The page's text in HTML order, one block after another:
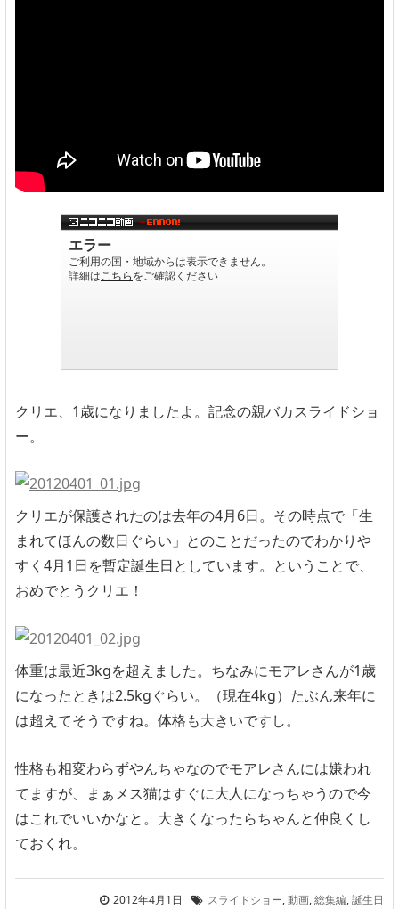
クリエ、1歳になりましたよ。記念の親バカスライドショ
ー。
クリエが保護されたのは去年の4月6日。その時点で「生
まれてほんの数日ぐらい」とのことだったのでわかりや
すく4月1日を暫定誕生日としています。ということで、
おめでとうクリエ！
体重は最近3kgを超えました。ちなみにモアレさんが1歳
になったときは2.5kgぐらい。（現在4kg）たぶん来年に
は超えてそうですね。体格も大きいですし。
性格も相変わらずやんちゃなのでモアレさんには嫌われ
てますが、まぁメス猫はすぐに大人になっちゃうので今
はこれでいいかなと。大きくなったらちゃんと仲良くし
ておくれ。
2012年4月1日 スライドショー,動画,総集編,誕生日